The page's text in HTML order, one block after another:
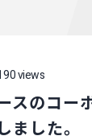
views
スのコー
ました。